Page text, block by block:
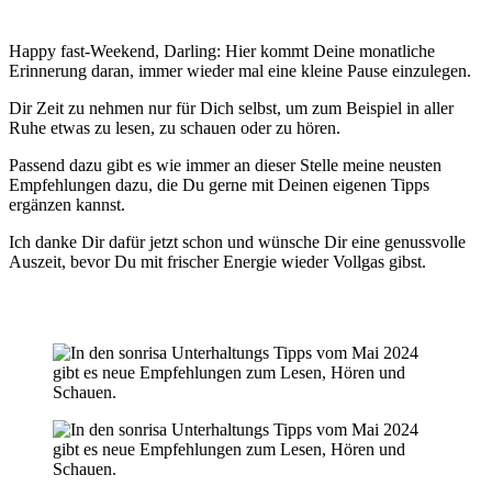
Happy fast-Weekend, Darling: Hier kommt Deine monatliche
Erinnerung daran, immer wieder mal eine kleine Pause einzulegen.
Dir Zeit zu nehmen nur für Dich selbst, um zum Beispiel in aller
Ruhe etwas zu lesen, zu schauen oder zu hören.
Passend dazu gibt es wie immer an dieser Stelle meine neusten
Empfehlungen dazu, die Du gerne mit Deinen eigenen Tipps
ergänzen kannst.
Ich danke Dir dafür jetzt schon und wünsche Dir eine genussvolle
Auszeit, bevor Du mit frischer Energie wieder Vollgas gibst.